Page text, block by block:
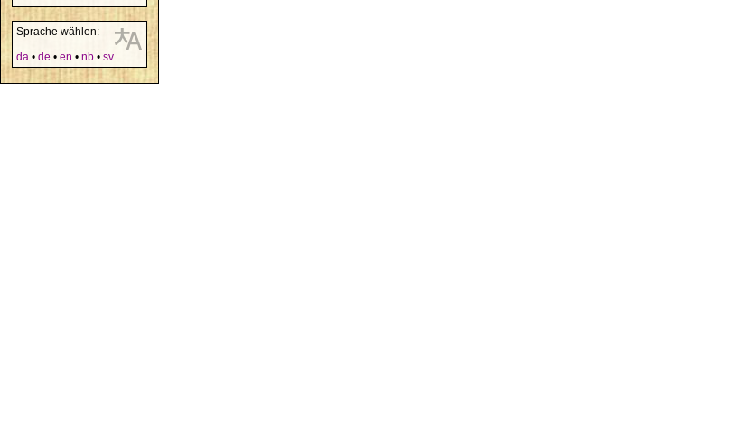
Sprache wählen:
da • de • en • nb • sv